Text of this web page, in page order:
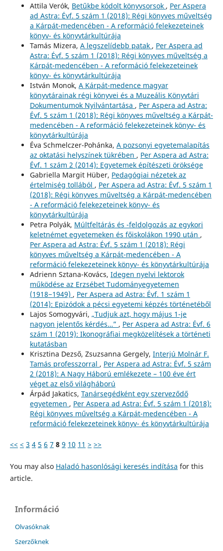
Attila Verók, Betűkbe kódolt könyvsorsok , Per Aspera
ad Astra: Évf. 5 szám 1 (2018): Régi könyves műveltség
a Kárpát-medencében - A reformáció felekezeteinek
könyv- és könyvtárkultúrája
Tamás Mizera, A legszelídebb patak , Per Aspera ad
Astra: Évf. 5 szám 1 (2018): Régi könyves műveltség a
Kárpát-medencében - A reformáció felekezeteinek
könyv- és könyvtárkultúrája
István Monok, A Kárpát-medence magyar
könyvtárainak régi könyvei és a Muzeális Könyvtári
Dokumentumok Nyilvántartása , Per Aspera ad Astra:
Évf. 5 szám 1 (2018): Régi könyves műveltség a Kárpát-
medencében - A reformáció felekezeteinek könyv- és
könyvtárkultúrája
Éva Schmelczer-Pohánka, A pozsonyi egyetemalapítás
az oktatási helyszínek tükrében , Per Aspera ad Astra:
Évf. 1 szám 2 (2014): Egyetemek építészeti öröksége
Gabriella Margit Hüber, Pedagógiai nézetek az
értelmiség tollából , Per Aspera ad Astra: Évf. 5 szám 1
(2018): Régi könyves műveltség a Kárpát-medencében
- A reformáció felekezeteinek könyv- és
könyvtárkultúrája
Petra Polyák, Múltfeltárás és -feldolgozás az egykori
keletnémet egyetemeken és főiskolákon 1990 után ,
Per Aspera ad Astra: Évf. 5 szám 1 (2018): Régi
könyves műveltség a Kárpát-medencében - A
reformáció felekezeteinek könyv- és könyvtárkultúrája
Adrienn Sztana-Kovács, Idegen nyelvi lektorok
működése az Erzsébet Tudományegyetemen
(1918−1949) , Per Aspera ad Astra: Évf. 1 szám 1
(2014): Epizódok a pécsi egyetemi képzés történetéből
Lajos Somogyvári, „Tudjuk azt, hogy május 1-je
nagyon jelentős kérdés…” , Per Aspera ad Astra: Évf. 6
szám 1 (2019): Ikonográfiai megközelítések a történeti
kutatásban
Krisztina Dezső, Zsuzsanna Gergely, Interjú Molnár F.
Tamás professzorral , Per Aspera ad Astra: Évf. 5 szám
2 (2018): A Nagy Háború emlékezete – 100 éve ért
véget az első világháború
Árpád Jakatics, Tanársegédként egy szerveződő
egyetemen , Per Aspera ad Astra: Évf. 5 szám 1 (2018):
Régi könyves műveltség a Kárpát-medencében - A
reformáció felekezeteinek könyv- és könyvtárkultúrája
<< < 3 4 5 6 7 8 9 10 11 > >>
You may also Haladó hasonlósági keresés indítása for this
article.
Információ
Olvasóknak
Szerzőknek